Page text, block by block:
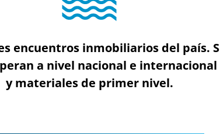
encuentros inmobiliarios del país.
a nivel nacional e
y materiales de primer nivel.